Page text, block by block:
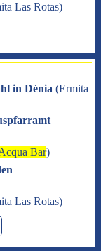
Las Rotas)
in Dénia (Ermita
Bar)
Las Rotas)